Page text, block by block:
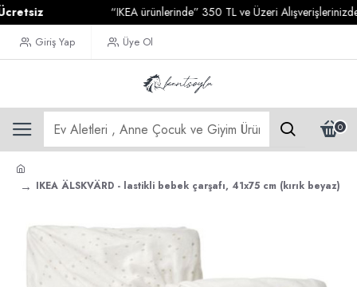
“IKEA ürünlerinde” 350 TL ve Üzeri Alışverişlerinizde
Giriş Yap Üye Ol
0
IKEA ÄLSKVÄRD - lastikli bebek çarşafı, 41x75 cm (kırık beyaz)